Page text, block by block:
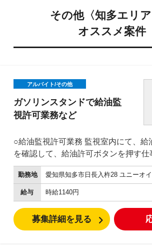
その他〈知多エリ
オススメ案件
アルバイト/その他
ガソリンスタンドで給油監
視許可業務など
○給油監視許可業務 監視室内にて、給
を確認して、給油許可ボタンを押す仕事。 ○施
簡単な清
給油レーンや、
周り、洗車機などのかんたんな清掃です。 ○給
が分からない方への操作説明 ○釣銭機へのお金の補
充、回収など 外に設置された、釣銭
勤務地
給与 時給1140円
募集詳細を見る